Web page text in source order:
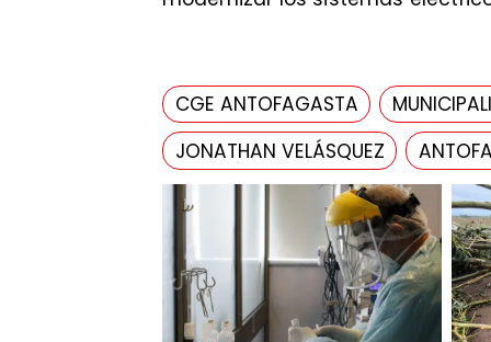
CGE ANTOFAGASTA
JONATHAN VELÁSQUEZ